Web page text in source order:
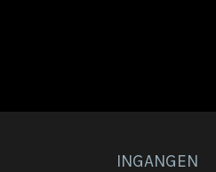
INGANGEN